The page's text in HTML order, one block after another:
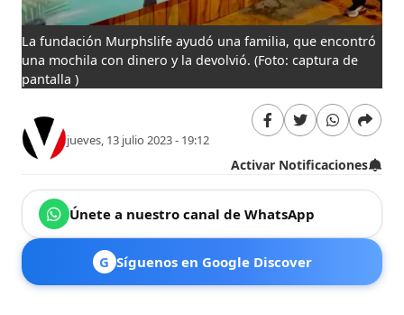
La fundación Murphslife ayudó una familia, que encontró
una mochila con dinero y la devolvió.(Foto: captura de
pantalla )
jueves, 13 julio 2023 - 19:12
Activar Notificaciones
Únete a nuestro canal de WhatsApp
G Síguenos en Google Discover